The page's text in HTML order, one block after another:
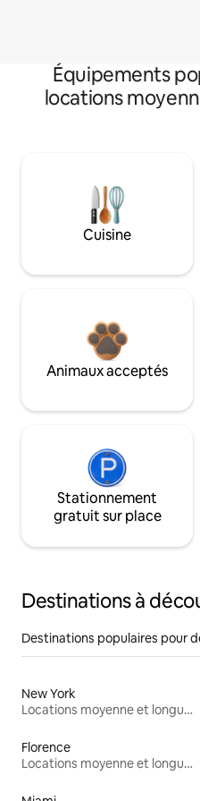
Équipements
locations
Cuisine
Animaux acceptés
Stationnement
gratuit sur place
Destinations à
Destinations populaires pour
New York
Locations moyenne et longue durée
Florence
Locations moyenne et longue durée